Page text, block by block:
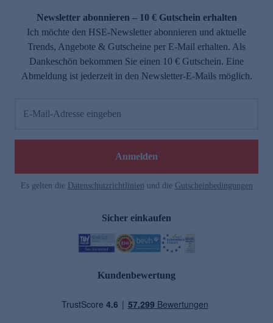
Newsletter abonnieren – 10 € Gutschein erhalten
Ich möchte den HSE-Newsletter abonnieren und aktuelle
Trends, Angebote & Gutscheine per E-Mail erhalten. Als
Dankeschön bekommen Sie einen 10 € Gutschein. Eine
Abmeldung ist jederzeit in den Newsletter-E-Mails möglich.
E-Mail-Adresse eingeben
Anmelden
Es gelten die Datenschutzrichtlinien und die Gutscheinbedingungen
Sicher einkaufen
Kundenbewertung